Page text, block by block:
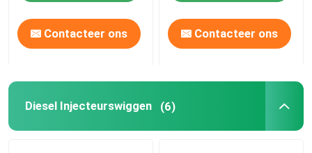
Gemeenschappelijke Spoorpijp
Contacteer ons Contacteer ons
Diesel Injecteurswiggen (6)